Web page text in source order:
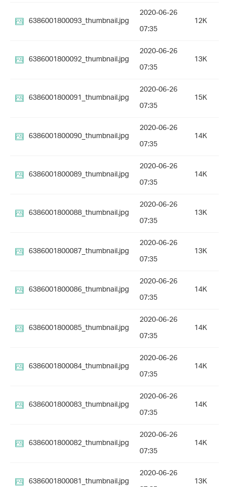
6386001800093_thumbnail.jpg
2020-06-26
07:35
12K
6386001800092_thumbnail.jpg
2020-06-26
07:35
13K
6386001800091_thumbnail.jpg
2020-06-26
07:35
15K
6386001800090_thumbnail.jpg
2020-06-26
07:35
14K
6386001800089_thumbnail.jpg
2020-06-26
07:35
14K
6386001800088_thumbnail.jpg
2020-06-26
07:35
13K
6386001800087_thumbnail.jpg
2020-06-26
07:35
13K
6386001800086_thumbnail.jpg
2020-06-26
07:35
14K
6386001800085_thumbnail.jpg
2020-06-26
07:35
14K
6386001800084_thumbnail.jpg
2020-06-26
07:35
14K
6386001800083_thumbnail.jpg
2020-06-26
07:35
14K
6386001800082_thumbnail.jpg
2020-06-26
07:35
14K
6386001800081_thumbnail.jpg
2020-06-26
13K